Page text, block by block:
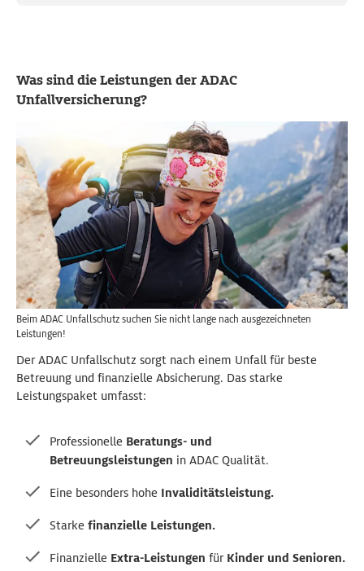
Was sind die Leistungen der ADAC
Unfallversicherung?
Beim ADAC Unfallschutz suchen Sie nicht lange nach ausgezeichneten
Leistungen!
Der ADAC Unfallschutz sorgt nach einem Unfall für beste
Betreuung und finanzielle Absicherung. Das starke
Leistungspaket umfasst:
Professionelle Beratungs- und
Betreuungsleistungen in ADAC Qualität.
Eine besonders hohe Invaliditätsleistung.
Starke finanzielle Leistungen.
Finanzielle Extra-Leistungen fürKinder und Senioren.